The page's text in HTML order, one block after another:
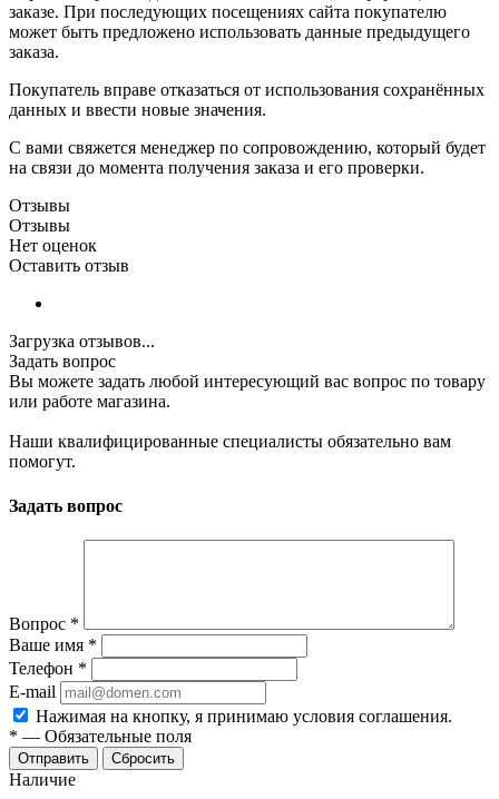
заказе. При последующих посещениях сайта покупателю
может быть предложено использовать данные предыдущего
заказа.
Покупатель вправе отказаться от использования сохранённых
данных и ввести новые значения.
С вами свяжется менеджер по сопровождению, который будет
на связи до момента получения заказа и его проверки.
Отзывы
Отзывы
Нет оценок
Оставить отзыв
Загрузка отзывов...
Задать вопрос
Вы можете задать любой интересующий вас вопрос по товару
или работе магазина.
Наши квалифицированные специалисты обязательно вам
помогут.
Задать вопрос
Вопрос *
Ваше имя *
Телефон *
E-mail
Нажимая на кнопку, я принимаю условия соглашения.
* — Обязательные поля
Отправить Сбросить
Наличие